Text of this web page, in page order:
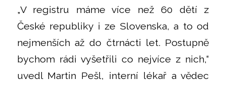
„V registru máme více než 60 dětí z
České republiky i ze Slovenska, a to od
nejmenších až do čtrnácti let. Postupně
bychom rádi vyšetřili co nejvíce z nich,“
uvedl Martin Pešl, interní lékař a vědec